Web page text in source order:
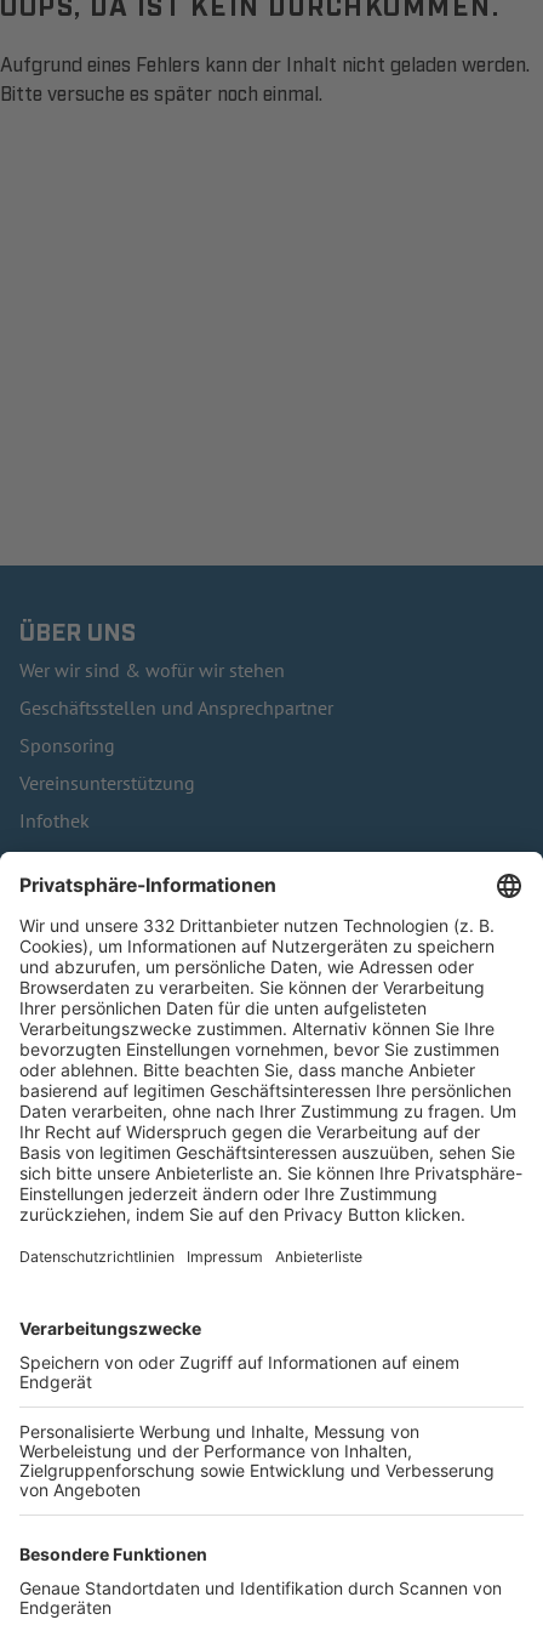
Aufgrund eines Fehlers kann der Inhalt nicht geladen werden.
Bitte versuche es später noch einmal.
ÜBER UNS
Wer wir sind & wofür wir stehen
Geschäftsstellen und Ansprechpartner
Sponsoring
Vereinsunterstützung
Infothek
Kontakt
HÄUFIG BESUCHTE SEITEN
Pässe und Vereinswechsel
Trainerausbildung
Schulungsangebot Vereinsmitarbeiter
BFV-Geschäftsstellen
Trainerbörse
Login SpielPlus
FOLGE DEM BFV
TOP-VEREINE
TOP-PARTNER